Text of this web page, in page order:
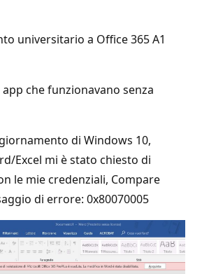
universitario a Office 365 A1
che funzionavano senza
di Windows 10,
Excel mi è stato chiesto di
le mie credenziali, Compare
di errore: 0x80070005